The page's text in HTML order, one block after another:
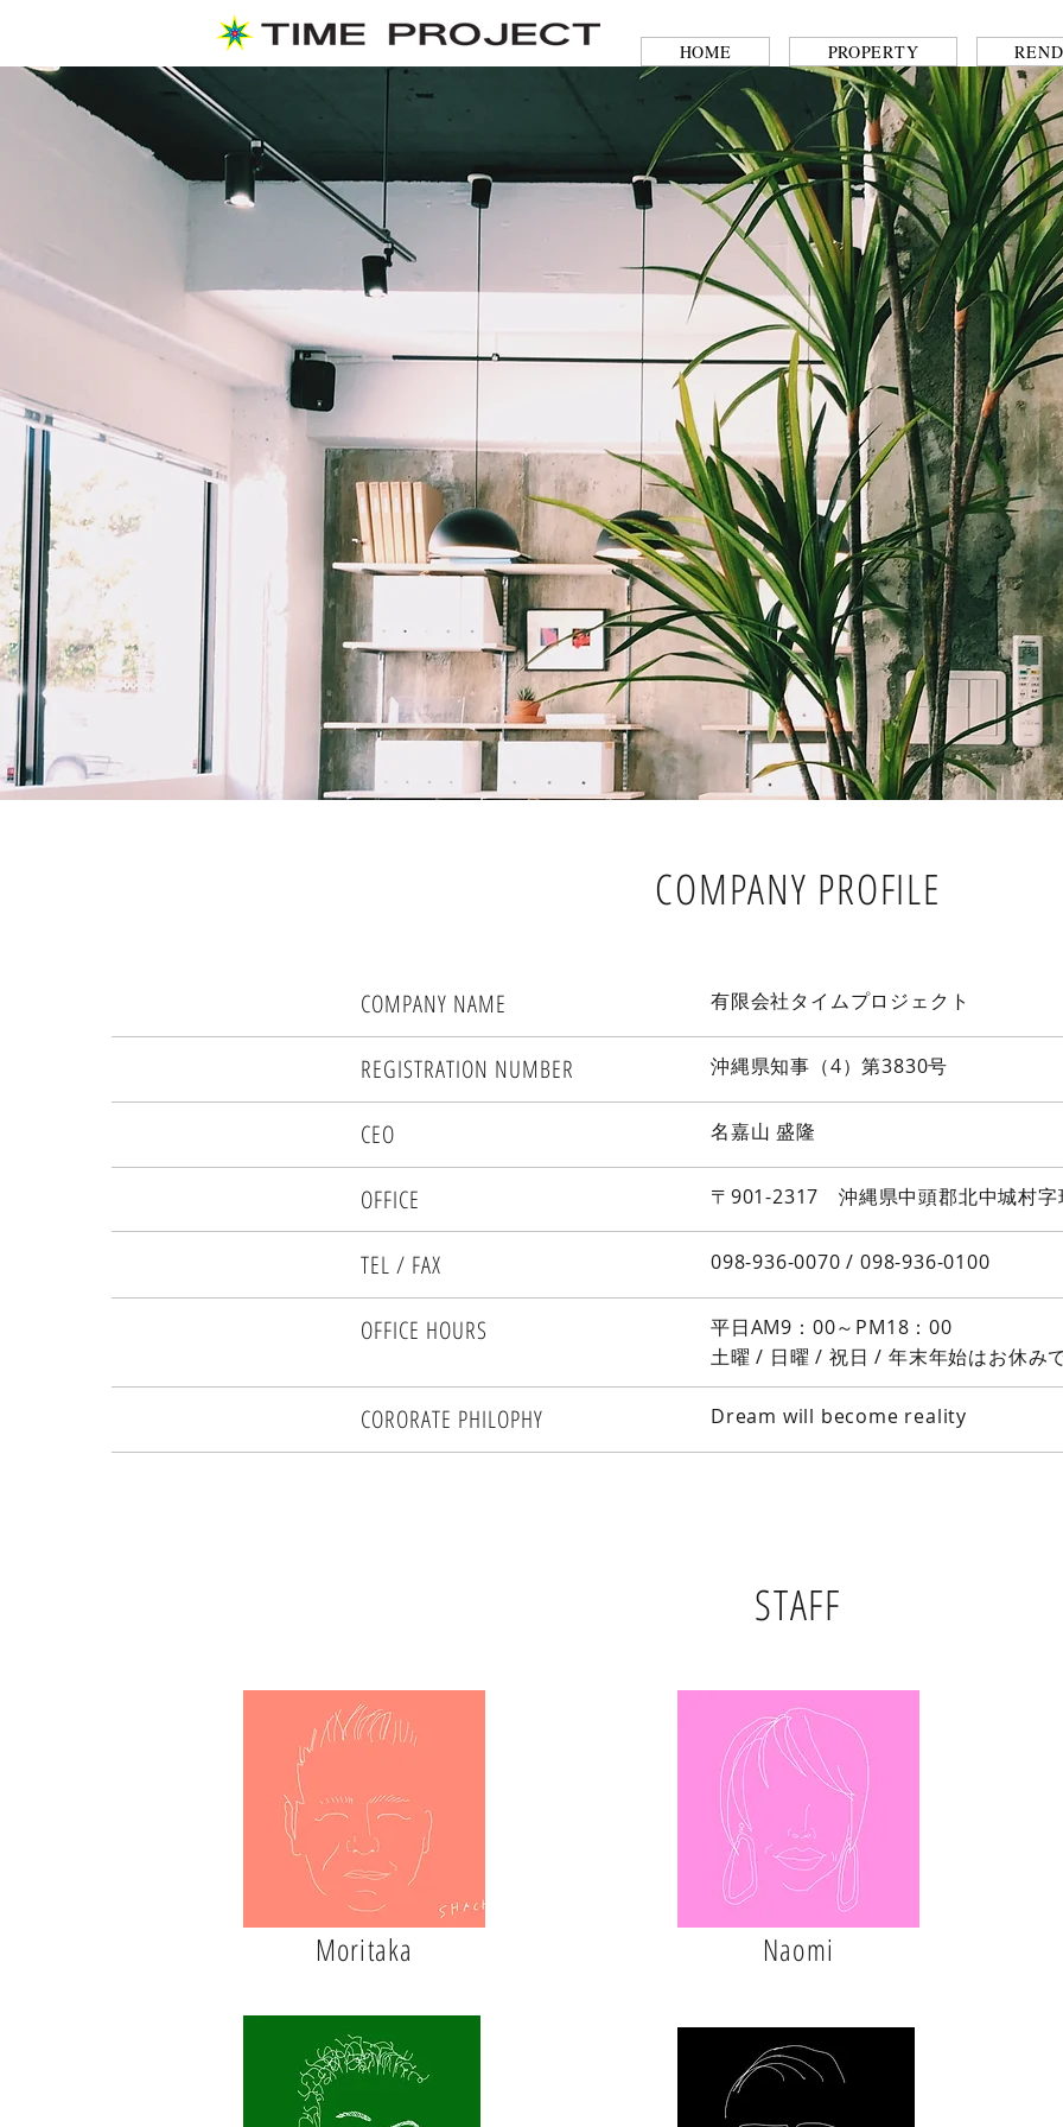
HOME PROPERTY
​COMPANY PROFILE
​COMPANY NAME 有限会社タイムプロジェクト
REGISTRATION NUMBER 沖縄県知事（4）第3830号
CEO ​名嘉山 盛隆
OFFICE 〒901-2317 沖縄県中頭郡北中城村字
TEL / FAX 098-936-0070 / 098-936-0100
OFFICE HOURS
平日AM9：00～PM18：00
土曜 / 日曜 / 祝日 / 年末年始はお休み
CORORATE PHILOPHY Dream will become reality
STAFF
Moritaka Naomi